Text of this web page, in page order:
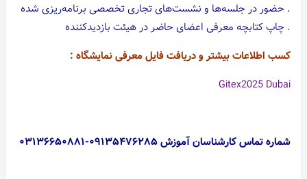
. حضور در جلسه‌ها و نشست‌های تجاری تخصصی برنامه‌ریزی شده
. چاپ کتابچه معرفی اعضای حاضر در هیئت بازدیدکننده
کسب اطلاعات بیشتر و دریافت فایل معرفی نمایشگاه :
Gitex2025 Dubai
شماره تماس کارشناسان آموزش ۰۹۱۳۵۴۷۶۲۸۵-۰۳۱۳۶۶۵۰۸۸۱